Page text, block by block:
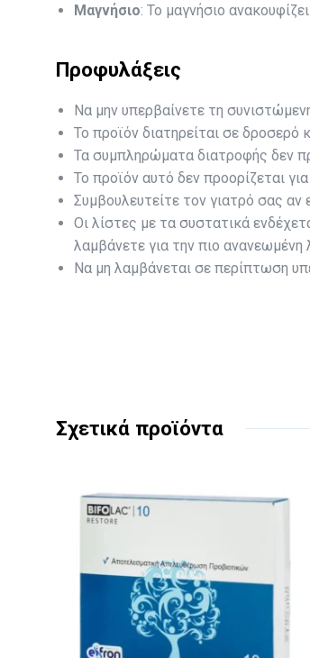
Μαγνήσιο: Το μαγνήσιο
Προφυλάξεις
Να μην υπερβαίνετε τη
Το προϊόν διατηρείται σε δροσερό
Τα συμπληρώματα διατροφής δεν
Το προϊόν αυτό δεν προορίζεται
Συμβουλευτείτε τον γιατρό σας
Οι λίστες με τα συστατικά
λαμβάνετε για την πιο ανανεωμένη
Να μη λαμβάνεται σε περίπτωση
Σχετικά προϊόντα